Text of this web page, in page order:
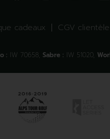
cadeaux CGV
: IW 70658, Sabre : IW 51020,